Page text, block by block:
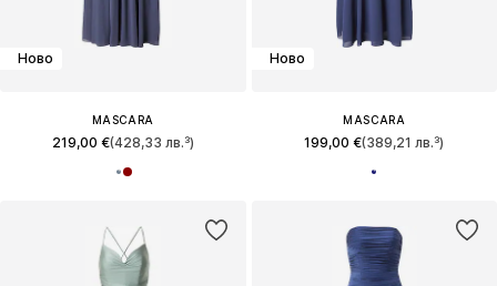
Ново
MASCARA
219,00 €(428,33 лв.³)
Ново
MASCARA
199,00 €(389,21 лв.³)